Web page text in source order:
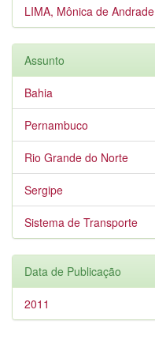
LIMA, Mônica de Andrade
Assunto
Bahia
Pernambuco
Rio Grande do Norte
Sergipe
Sistema de Transporte
Data de Publicação
2011